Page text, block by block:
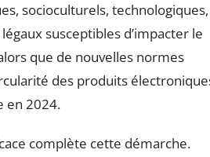
socioculturels, technologiques,
susceptibles d’impacter le
que de nouvelles normes
des produits
en 2024.
complète cette démarche.